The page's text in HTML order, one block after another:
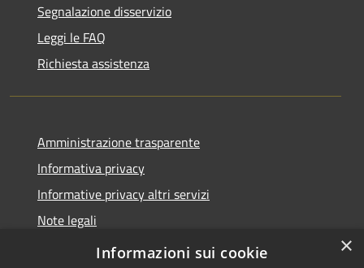
Segnalazione disservizio
Leggi le FAQ
Richiesta assistenza
Amministrazione trasparente
Informativa privacy
Informative privacy altri servizi
Note legali
Dichiarazione di accessibilità
×
Informazioni sui cookie